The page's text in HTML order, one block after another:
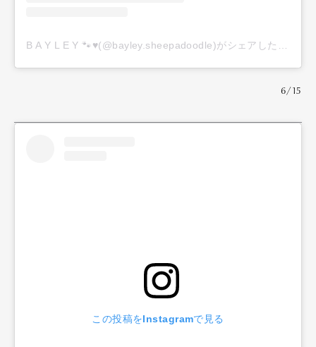
6/15
この投稿をInstagramで見る